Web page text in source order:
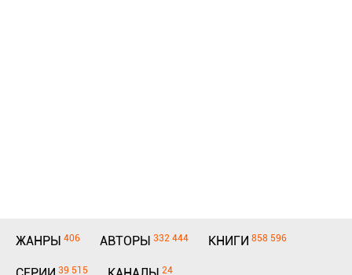
ЖАНРЫ 406 АВТОРЫ 332 444 КНИГИ 858 596
39 515 24